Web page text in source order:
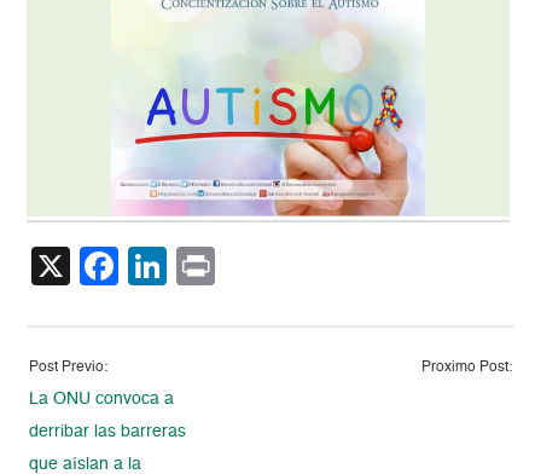
X Facebook
LinkedIn
Post Previo:
La ONU convoca a
derribar las barreras
que aíslan a la
Proximo Post: